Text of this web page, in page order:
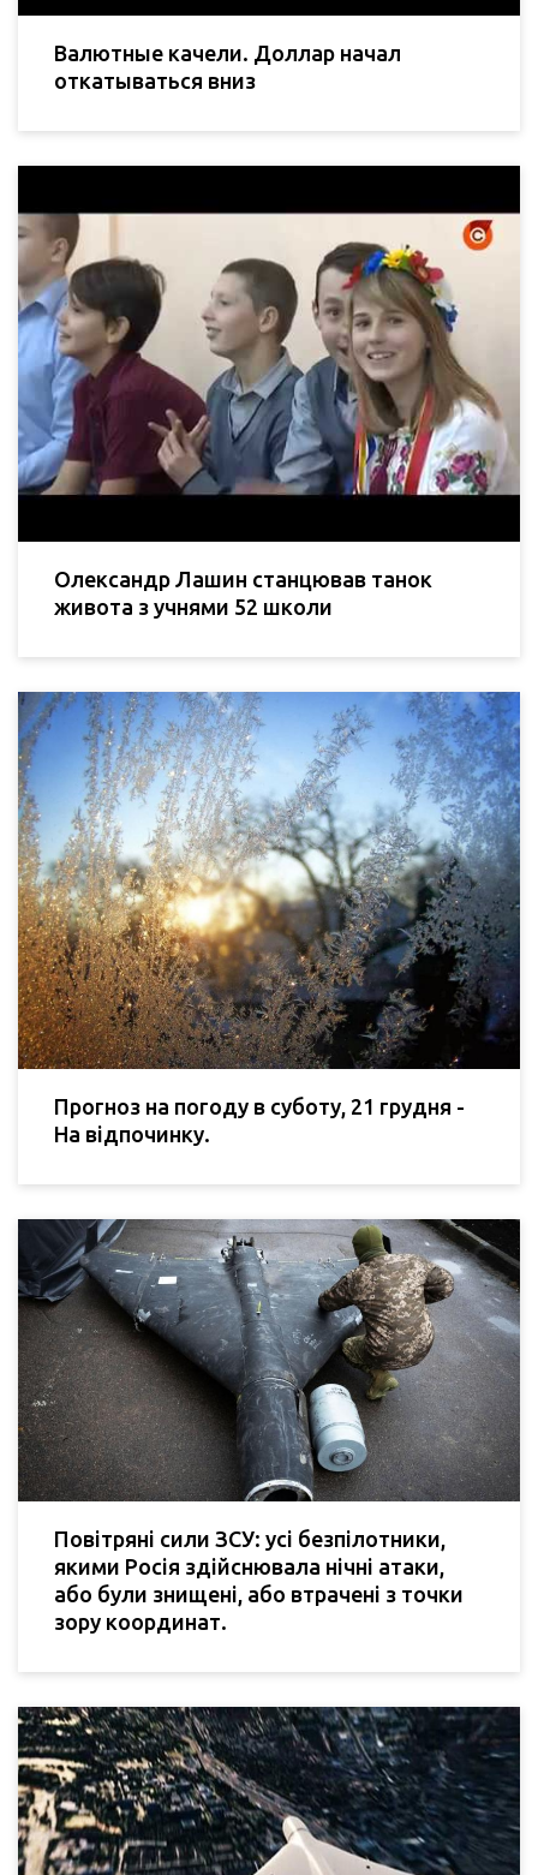
Валютные качели. Доллар начал
откатываться вниз
Олександр Лашин станцював танок
живота з учнями 52 школи
Прогноз на погоду в суботу, 21 грудня -
На відпочинку.
Повітряні сили ЗСУ: усі безпілотники,
якими Росія здійснювала нічні атаки,
або були знищені, або втрачені з точки
зору координат.